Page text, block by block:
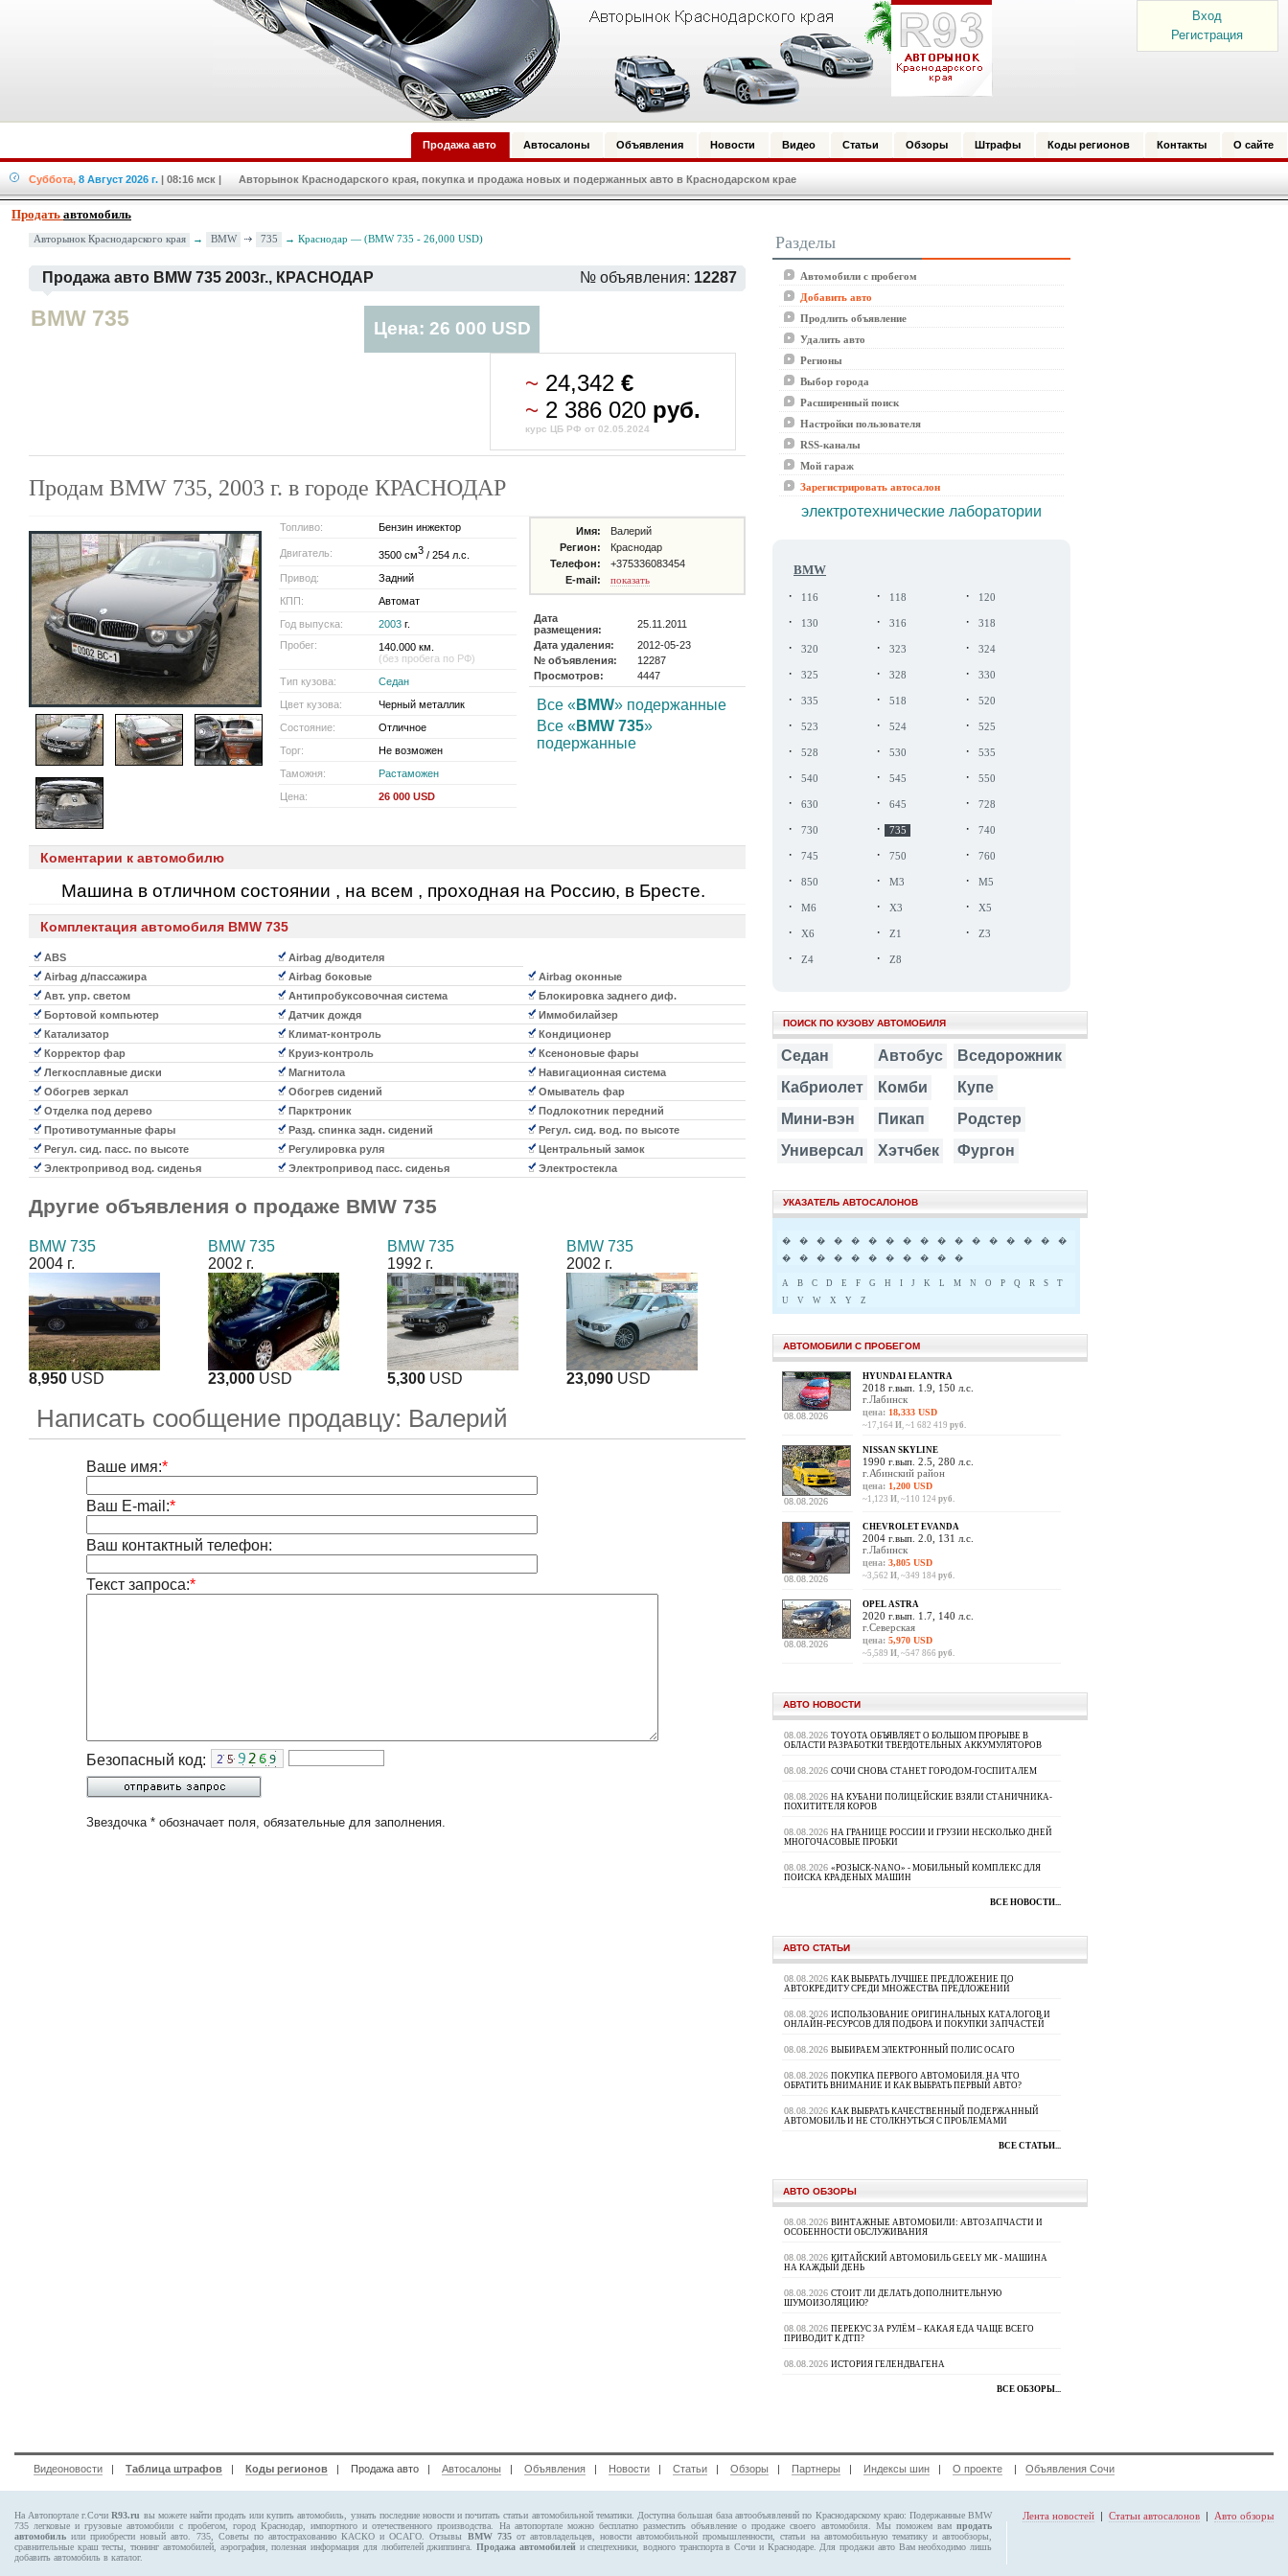
Вход
Регистрация
Продажа авто Автосалоны Объявления Новости Видео Статьи Обзоры Штрафы Коды регионов Контакты О сайте
Суббота, 8 Август 2026 г. | 08:16 мск | Авторынок Краснодарского края, покупка и продажа новых и подержанных авто в Краснодарском крае
Продать автомобиль
Авторынок Краснодарского края → BMW 735 → Краснодар — (BMW 735 - 26,000 USD)
Продажа авто BMW 735 2003г., КРАСНОДАР № объявления: 12287
BMW 735 Цена: 26 000 USD
~ 24,342€
~ 2 386 020 руб.
курс ЦБ РФ от 02.05.2024
Продам BMW 735, 2003 г. в городе КРАСНОДАР
Топливо: Бензин инжектор
Двигатель: 3500 см3 / 254 л.с.
Привод:
Задний
КПП:
Автомат
Год выпуска:
2003 г.
Пробег:
140.000 км.
(без пробега по РФ)
Тип кузова:
Седан
Цвет кузова:
Черный металлик
Состояние:
Отличное
Торг:
Не возможен
Таможня:
Растаможен
Цена:
26 000 USD
Имя:
Валерий
Регион:
Краснодар
Телефон:
+375336083454
E-mail:
показать
Дата
размещения:
25.11.2011
Дата удаления:
2012-05-23
№ объявления:
12287
Просмотров:
4447
Все « BMW» подержанные
Все « BMW 735»
подержанные
Коментарии к автомобилю
Машина в отличном состоянии , на всем , проходная на Россию, в Бресте.
Комплектация автомобиля BMW 735
ABS
Airbag д/водителя
Airbag д/пассажира
Airbag боковые
Airbag оконные
Авт. упр. светом
Антипробуксовочная система
Блокировка заднего диф.
Бортовой компьютер
Датчик дождя
Иммобилайзер
Катализатор
Климат-контроль
Кондиционер
Корректор фар
Круиз-контроль
Ксеноновые фары
Легкосплавные диски
Магнитола
Навигационная система
Обогрев зеркал
Обогрев сидений
Омыватель фар
Отделка под дерево
Парктроник
Подлокотник передний
Противотуманные фары
Разд. спинка задн. сидений
Регул. сид. вод. по высоте
Регул. сид. пасс. по высоте
Регулировка руля
Центральный замок
Электропривод вод. сиденья
Электропривод пасс. сиденья Электростекла
Другие объявления о продаже BMW 735
BMW 735
2004 г.
8,950 USD
BMW 735
2002 г.
23,000 USD
BMW 735
1992 г.
5,300 USD
BMW 735
2002 г.
23,090 USD
Написать сообщение продавцу: Валерий
Ваше имя:*
Ваш E-mail:*
Ваш контактный телефон:
Текст запроса:*
Безопасный код:
Звездочка * обозначает поля, обязательные для заполнения.
Разделы
Автомобили с пробегом
Добавить авто
Продлить объявление
Удалить авто
Регионы
Выбор города
Расширенный поиск
Настройки пользователя
RSS-каналы
Мой гараж
Зарегистрировать автосалон
электротехнические лаборатории
BMW
· 116 · 118 · 120
· 130 · 316 · 318
· 320 · 323 · 324
· 325 · 328 · 330
· 335 · 518 · 520
· 523 · 524 · 525
· 528 · 530 · 535
· 540 · 545 · 550
· 630 · 645 · 728
· 730 · 735 · 740
· 745 · 750 · 760
· 850 · M3 · M5
· M6 · X3 · X5
· X6 · Z1 · Z3
· Z4 · Z8
ПОИСК ПО КУЗОВУ АВТОМОБИЛЯ
Седан Автобус
Вседорожник
Кабриолет
Комби
Купе
Мини-вэн
Пикап
Родстер
Универсал
Хэтчбек Фургон
УКАЗАТЕЛЬ АВТОСАЛОНОВ
� � � � � � � � � � � � � � � �
�
�
� � � � � � � � � �
A B C D E F G H I J K L M N O P Q R S
T
U
V W X Y Z
АВТОМОБИЛИ С ПРОБЕГОМ
08.08.2026
HYUNDAI ELANTRA
2018 г.вып. 1.9, 150 л.с.
г.Лабинск
цена: 18,333 USD
~17,164 И, ~1 682 419 руб.
08.08.2026
NISSAN SKYLINE
1990 г.вып. 2.5, 280 л.с.
г.Абинский район
цена: 1,200 USD
~1,123 И, ~110 124 руб.
08.08.2026
CHEVROLET EVANDA
2004 г.вып. 2.0, 131 л.с.
г.Лабинск
цена: 3,805 USD
~3,562 И, ~349 184 руб.
08.08.2026
OPEL ASTRA
2020 г.вып. 1.7, 140 л.с.
г.Северская
цена: 5,970 USD
~5,589 И, ~547 866 руб.
АВТО НОВОСТИ
08.08.2026 TOYOTA ОБЪЯВЛЯЕТ О БОЛЬШОМ ПРОРЫВЕ В
ОБЛАСТИ РАЗРАБОТКИ ТВЕРДОТЕЛЬНЫХ АККУМУЛЯТОРОВ
08.08.2026 СОЧИ СНОВА СТАНЕТ ГОРОДОМ-ГОСПИТАЛЕМ
08.08.2026 НА КУБАНИ ПОЛИЦЕЙСКИЕ ВЗЯЛИ СТАНИЧНИКА-
ПОХИТИТЕЛЯ КОРОВ
08.08.2026 НА ГРАНИЦЕ РОССИИ И ГРУЗИИ НЕСКОЛЬКО ДНЕЙ
МНОГОЧАСОВЫЕ ПРОБКИ
08.08.2026 «РОЗЫСК-NANO» - МОБИЛЬНЫЙ КОМПЛЕКС ДЛЯ
ПОИСКА КРАДЕНЫХ МАШИН
ВСЕ НОВОСТИ...
АВТО СТАТЬИ
08.08.2026 КАК ВЫБРАТЬ ЛУЧШЕЕ ПРЕДЛОЖЕНИЕ ПО
АВТОКРЕДИТУ СРЕДИ МНОЖЕСТВА ПРЕДЛОЖЕНИЙ
08.08.2026 ИСПОЛЬЗОВАНИЕ ОРИГИНАЛЬНЫХ КАТАЛОГОВ И
ОНЛАЙН-РЕСУРСОВ ДЛЯ ПОДБОРА И ПОКУПКИ ЗАПЧАСТЕЙ
08.08.2026 ВЫБИРАЕМ ЭЛЕКТРОННЫЙ ПОЛИС ОСАГО
08.08.2026 ПОКУПКА ПЕРВОГО АВТОМОБИЛЯ. НА ЧТО
ОБРАТИТЬ ВНИМАНИЕ И КАК ВЫБРАТЬ ПЕРВЫЙ АВТО?
08.08.2026 КАК ВЫБРАТЬ КАЧЕСТВЕННЫЙ ПОДЕРЖАННЫЙ
АВТОМОБИЛЬ И НЕ СТОЛКНУТЬСЯ С ПРОБЛЕМАМИ
ВСЕ СТАТЬИ...
АВТО ОБЗОРЫ
08.08.2026 ВИНТАЖНЫЕ АВТОМОБИЛИ: АВТОЗАПЧАСТИ И
ОСОБЕННОСТИ ОБСЛУЖИВАНИЯ
08.08.2026 КИТАЙСКИЙ АВТОМОБИЛЬ GEELY МК - МАШИНА
НА КАЖДЫЙ ДЕНЬ
08.08.2026 СТОИТ ЛИ ДЕЛАТЬ ДОПОЛНИТЕЛЬНУЮ
ШУМОИЗОЛЯЦИЮ?
08.08.2026 ПЕРЕКУС ЗА РУЛЁМ – КАКАЯ ЕДА ЧАЩЕ ВСЕГО
ПРИВОДИТ К ДТП?
08.08.2026 ИСТОРИЯ ГЕЛЕНДВАГЕНА
ВСЕ ОБЗОРЫ...
Видеоновости | Таблица штрафов | Коды регионов | Продажа авто | Автосалоны | Объявления | Новости | Статьи | Обзоры | Партнеры | Индексы шин | О проекте | Объявления Сочи
На Автопортале г.СочиR93.ru вы можете найти продать или купить автомобиль, узнать последние новости и почитать статьи автомобильной тематики. Доступна большая база автообъявлений по Краснодарскому краю: Подержанные BMW
735 легковые и грузовые автомобили с пробегом, город Краснодар, импортного и отечественного производства. На автопортале можно бесплатно разместить объявление о продаже своего автомобиля. Мы поможем вампродать
автомобиль или приобрести новый авто. 735, Советы по автострахованию КАСКО и ОСАГО. Отзывы BMW 735от автовладельцев, новости автомобильной промышленности, статьи на автомобильную тематику и автообзоры,
сравнительные краш тесты, тюнинг автомобилей, аэрография, полезная информация для любителей джиппинга.Продажа автомобилейи спецтехники, водного транспорта в Сочи и Краснодаре.
Для продажи авто Вам необходимо лишь
добавить автомобиль в каталог.
Лента новостей | Статьи автосалонов | Авто обзоры